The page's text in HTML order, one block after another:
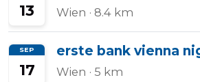
13 Wien · 8.4 km
SEP
17
erste bank vienna
Wien · 5 km